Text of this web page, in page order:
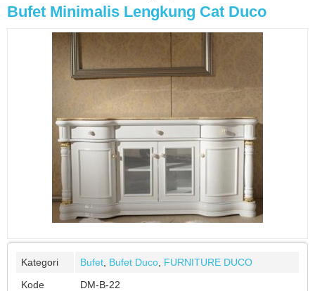
Bufet Minimalis Lengkung Cat Duco
Kategori Bufet Bufet Duco FURNITURE DUCO
Kode
DM-B-22